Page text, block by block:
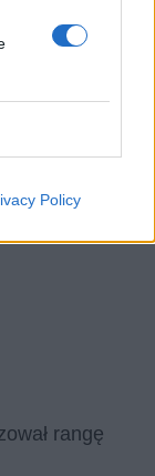
Policy
rangę